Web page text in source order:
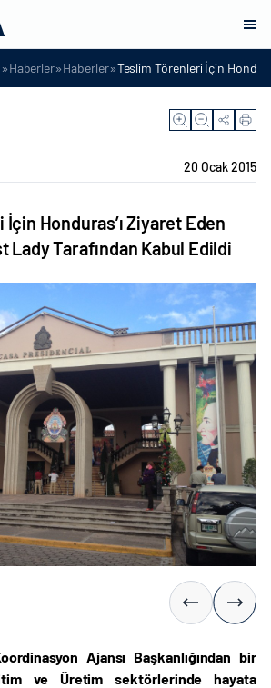
»Haberler»Haberler»Teslim Törenleri İçin
20 Ocak 2015
Honduras’ı Ziyaret Eden
Lady Tarafından Kabul Edildi
Ajansı Başkanlığından bir
ve Üretim sektörlerinde hayata